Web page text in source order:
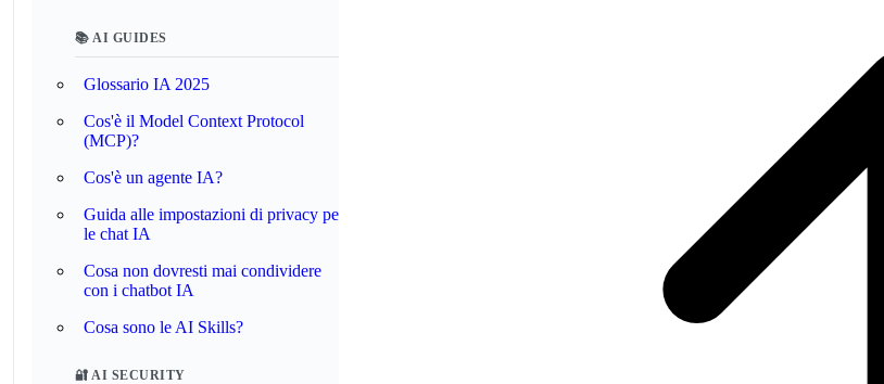
📚 AI GUIDES
Glossario IA 2025
Cos'è il Model Context Protocol
(MCP)?
Cos'è un agente IA?
Guida alle impostazioni di privacy per
le chat IA
Cosa non dovresti mai condividere
con i chatbot IA
Cosa sono le AI Skills?
🔐 AI SECURITY